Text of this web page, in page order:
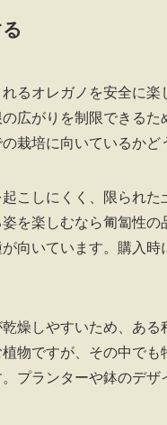
るオレガノを安全に
広がりを制限できる
栽培に向いているかど
こしにくく、限られ
を楽しむなら匍匐性
向いています。購入
燥しやすいため、あ
物ですが、その中で
プランターや鉢のデ